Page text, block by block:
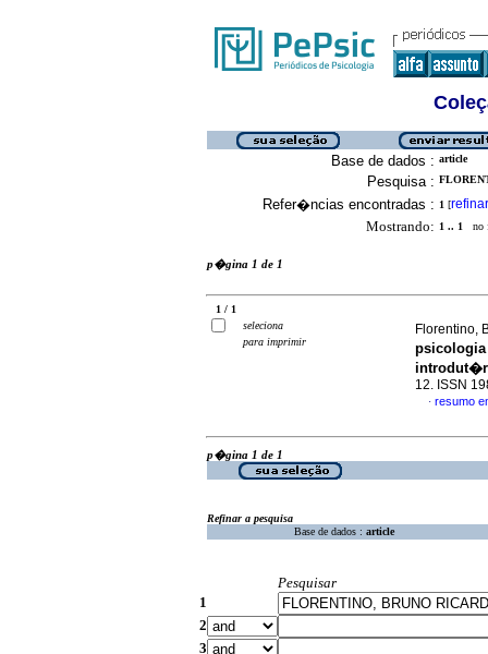
Base de dados : article
Pesquisa :
Refer�ncias encontradas : 1 [refinar
Mostrando: 1 .. 1 no
p�gina 1 de 1
1 / 1
seleciona
para imprimir
Florentino,
12. ISSN
· resumo
p�gina 1 de 1
Refinar a pesquisa
Base de dados : article
Pesquisar
1
2
3